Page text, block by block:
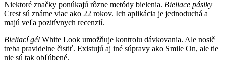
Niektoré značky ponúkajú rôzne metódy bielenia. Bieliace pásiky
Crest sú známe viac ako 22 rokov. Ich aplikácia je jednoduchá a
majú veľa pozitívnych recenzií.
Bieliací gél White Look umožňuje kontrolu dávkovania. Ale nosič
treba pravidelne čistiť. Existujú aj iné súpravy ako Smile On, ale tie
nie sú tak obľúbené.